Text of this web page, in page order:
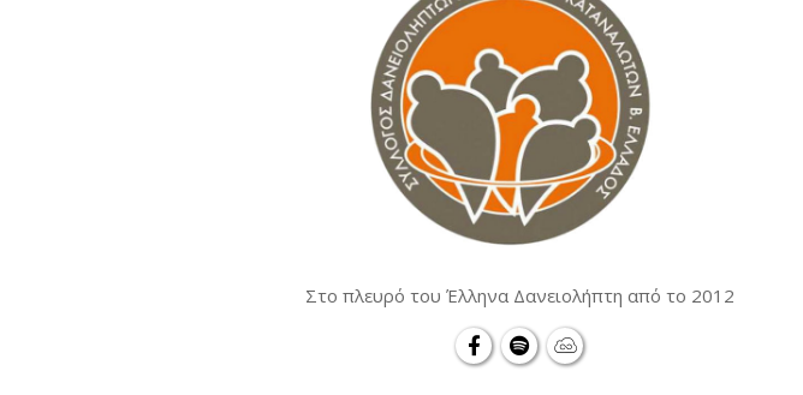
Στο πλευρό του Έλληνα Δανειολήπτη από το 2012